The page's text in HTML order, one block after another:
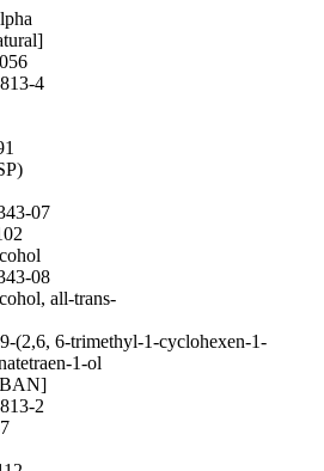
4
07
08
all-trans-
(2,6, 6-trimethyl-1-cyclohexen-1-
1-ol
2